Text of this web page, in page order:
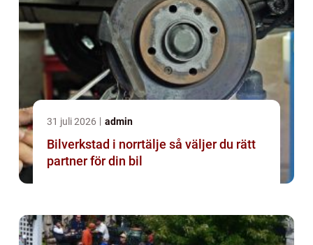
31 juli 2026 admin
Bilverkstad i norrtälje så väljer du rätt
partner för din bil